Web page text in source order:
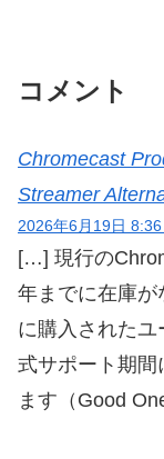
コメント
Chromecast
Streamer
2026年6月19日
[…] 現行の
年までに在庫
に購入された
式サポート期間
ます（Good